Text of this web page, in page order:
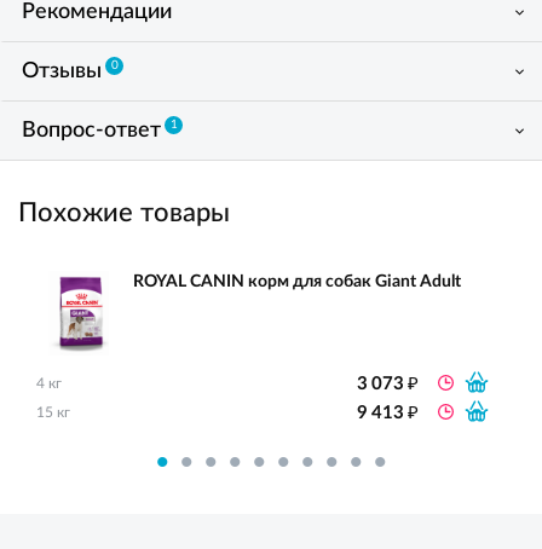
Рекомендации
Отзывы 0
Вопрос-ответ 1
Похожие товары
ROYAL CANIN корм для собак Giant Adult
4 кг 3 073₽
15 кг 9 413₽